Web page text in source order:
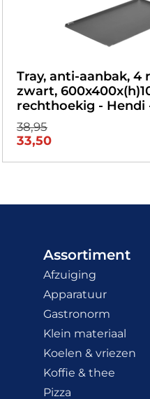
Tray, anti-aanbak, 4
zwart,
rechthoekig - Hendi
38,95
33,50
Assortiment
Afzuiging
Apparatuur
Gastronorm
Klein materiaal
Koelen & vriezen
Koffie & thee
Pizza